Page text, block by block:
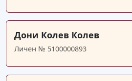
Дони Колев Колев
Личен № 5100000893